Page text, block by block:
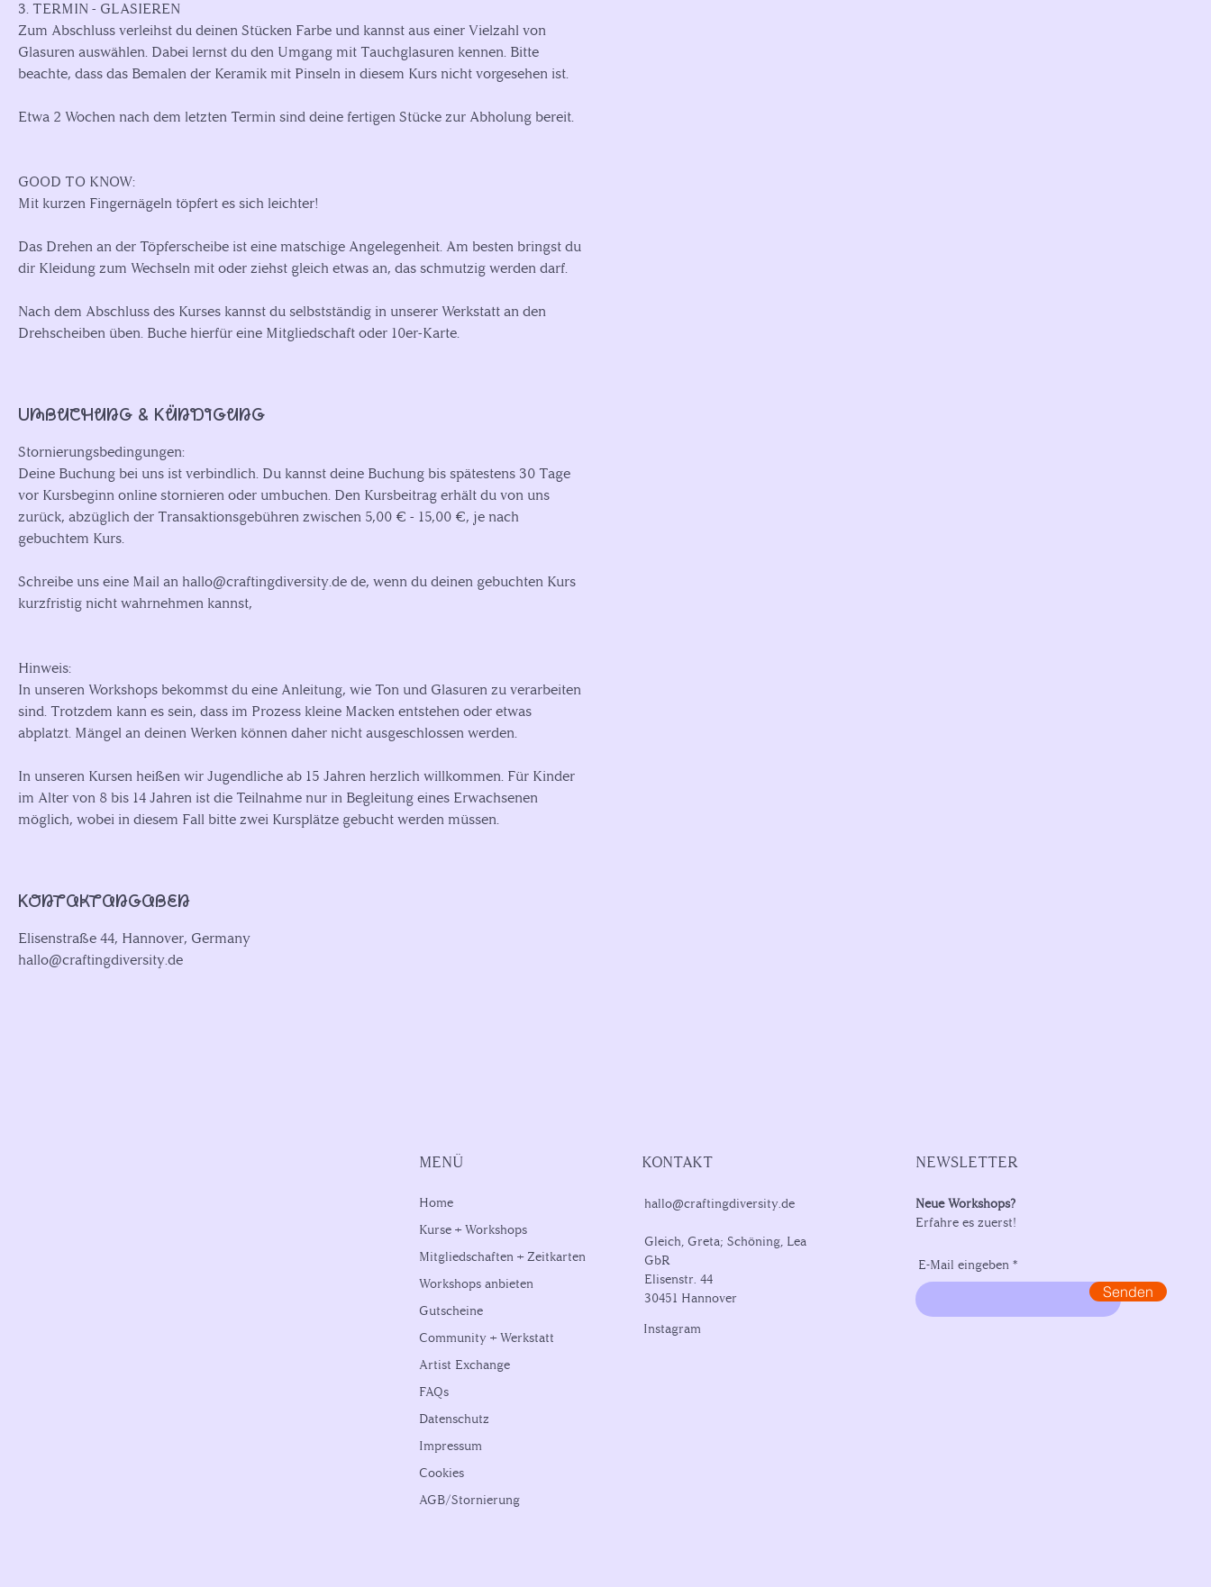
3. TERMIN - GLASIEREN
Zum Abschluss verleihst du deinen Stücken Farbe und kannst aus einer Vielzahl von
Glasuren auswählen. Dabei lernst du den Umgang mit Tauchglasuren kennen. Bitte
beachte, dass das Bemalen der Keramik mit Pinseln in diesem Kurs nicht vorgesehen ist.
Etwa 2 Wochen nach dem letzten Termin sind deine fertigen Stücke zur Abholung bereit.
GOOD TO KNOW:
Mit kurzen Fingernägeln töpfert es sich leichter!
Das Drehen an der Töpferscheibe ist eine matschige Angelegenheit. Am besten bringst du
dir Kleidung zum Wechseln mit oder ziehst gleich etwas an, das schmutzig werden darf.
Nach dem Abschluss des Kurses kannst du selbstständig in unserer Werkstatt an den
Umbuchung & Kündigung
Stornierungsbedingungen:
Deine Buchung bei uns ist verbindlich. Du kannst deine Buchung bis spätestens 30 Tage
vor Kursbeginn online stornieren oder umbuchen. Den Kursbeitrag erhält du von uns
zurück, abzüglich der Transaktionsgebühren zwischen 5,00 € - 15,00 €, je nach
gebuchtem Kurs.
Schreibe uns eine Mail an hallo@craftingdiversity.de de, wenn du deinen gebuchten Kurs
kurzfristig nicht wahrnehmen kannst,
Hinweis:
In unseren Workshops bekommst du eine Anleitung, wie Ton und Glasuren zu verarbeiten
sind. Trotzdem kann es sein, dass im Prozess kleine Macken entstehen oder etwas
abplatzt. Mängel an deinen Werken können daher nicht ausgeschlossen werden.
In unseren Kursen heißen wir Jugendliche ab 15 Jahren herzlich willkommen. Für Kinder
im Alter von 8 bis 14 Jahren ist die Teilnahme nur in Begleitung eines Erwachsenen
möglich, wobei in diesem Fall bitte zwei Kursplätze gebucht werden müssen.
Kontaktangaben
Elisenstraße 44, Hannover, Germany
hallo@craftingdiversity.de
MENÜ
Home
Kurse + Workshops
Mitgliedschaften + Zeitkarten
Workshops anbieten
Gutscheine
Community + Werkstatt
Artist Exchange
FAQs
Datenschutz
Impressum
Cookies
AGB/Stornierung
KONTAKT
hallo@craftingdiversity.de
Gleich, Greta; Schöning, Lea
GbR
Elisenstr. 44
30451 Hannover
Instagram
NEWSLETTER
Neue Workshops?
Erfahre es zuerst!
E-Mail eingeben
Senden